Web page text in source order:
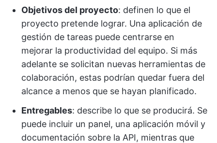
Objetivos del proyecto: definen lo que el
proyecto pretende lograr. Una aplicación de
gestión de tareas puede centrarse en
mejorar la productividad del equipo. Si más
adelante se solicitan nuevas herramientas de
colaboración, estas podrían quedar fuera del
alcance a menos que se hayan planificado.
Entregables: describe lo que se producirá. Se
puede incluir un panel, una aplicación móvil y
documentación sobre la API, mientras que